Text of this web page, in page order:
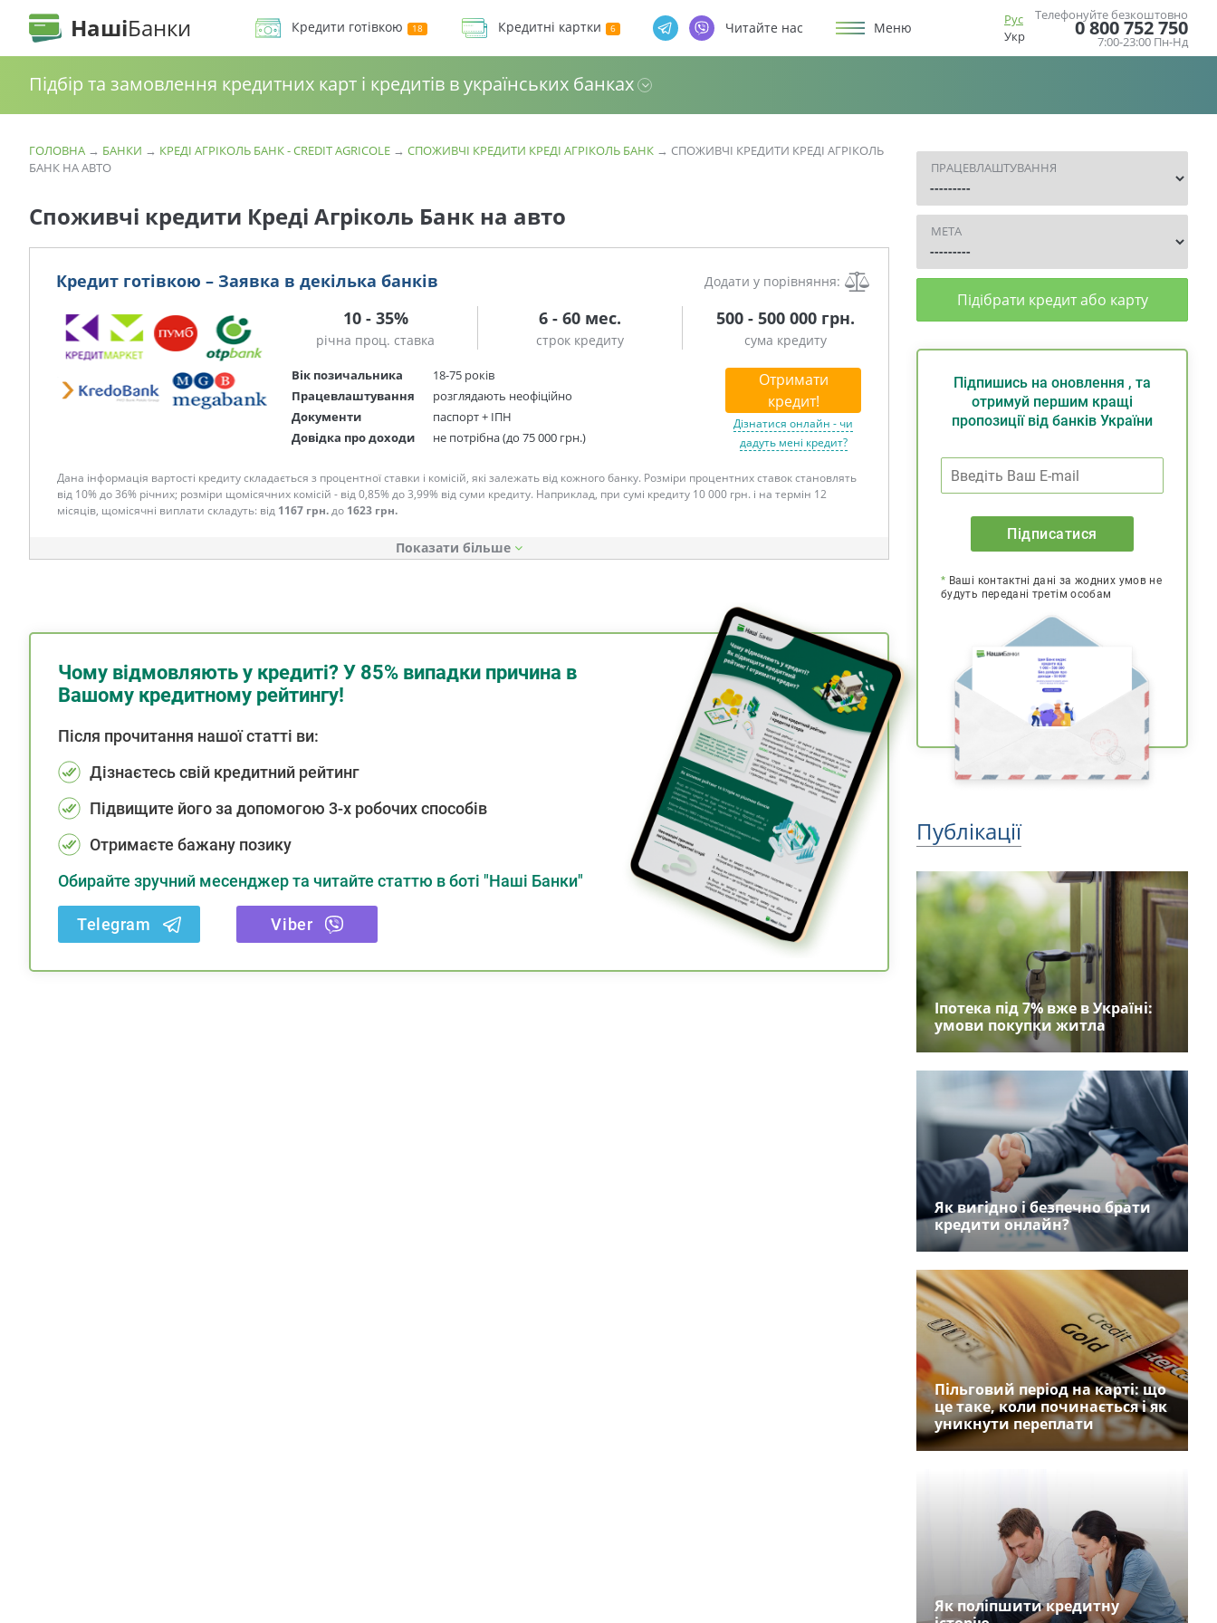
НашіБанки Кредити готівкою Кредитні картки Читайте нас Меню
Рус
Укр
Телефонуйте безкоштовно
0 800 752 750
7:00-23:00 Пн-Нд
Підбір та замовлення кредитних карт і кредитів в українських банках
ГОЛОВНА → БАНКИ → КРЕДІ АГРІКОЛЬ БАНК - CREDIT AGRICOLE → СПОЖИВЧІ КРЕДИТИ КРЕДІ АГРІКОЛЬ БАНК → СПОЖИВЧІ КРЕДИТИ КРЕДІ АГРІКОЛЬ
БАНК НА АВТО
Споживчі кредити Креді Агріколь Банк на авто
Кредит готівкою – Заявка в декілька банків Додати у порівняння:
10 - 35%
річна проц. ставка
6 - 60 мес.
строк кредиту
500 - 500 000 грн.
сума кредиту
Вік позичальника
18-75 років
Працевлаштування
розглядають неофіційно
Документи
паспорт + ІПН
Довідка про доходи
не потрібна (до 75 000 грн.)
Отримати
кредит!
Дізнатися онлайн - чи
дадуть мені кредит?
Дана інформація вартості кредиту складається з процентної ставки і комісій, які залежать від кожного банку. Розміри процентних ставок становлять
від 10% до 36% річних; розміри щомісячних комісій - від 0,85% до 3,99% від суми кредиту. Наприклад, при сумі кредиту 10 000 грн. і на термін 12
місяців, щомісячні виплати складуть: від 1167 грн.до 1623 грн.
Показати
Чому відмовляють у кредиті? У 85% випадки причина в
Вашому кредитному рейтингу!
Після прочитання нашої статті ви:
Дізнаєтесь свій кредитний рейтинг
Підвищите його за допомогою 3-х робочих способів
Отримаєте бажану позику
Обирайте зручний месенджер та читайте статтю в боті "Наші Банки"
Telegram Viber
ПРАЦЕВЛАШТУВАННЯ
МЕТА
Підібрати кредит або карту
Підпишись на оновлення , та
отримуй першим кращі
пропозиції від банків України
Підписатися
* Ваші контактні дані за жодних умов не
будуть передані третім особам
Публікації
Іпотека під 7% вже в Україні:
умови покупки житла
Як вигідно і безпечно брати
кредити онлайн?
Пільговий період на карті: що
це таке, коли починається і як
уникнути переплати
Як поліпшити кредитну